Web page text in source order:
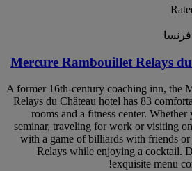
Mercure Rambouillet Relays
A former 16th-century coaching inn, the
Relays du Château hotel has 83
rooms and a fitness center.
seminar, traveling for work or visiting
with a game of billiards with friends or
Relays while enjoying a cocktail.
exquisite menu